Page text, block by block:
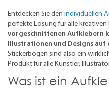
Entdecken Sie den individuellen
perfekte Lösung für alle kreativen
vorgeschnittenen Aufklebern
Illustrationen und Designs auf
Stickerbögen sind also ein
Produkt für alle Künstler,
Was ist ein